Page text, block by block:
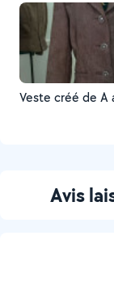
Veste créé de A
Avis